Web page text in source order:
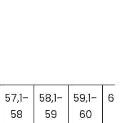
57,1–
58
58,1–
59
59,1–
60